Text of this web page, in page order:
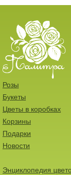
Розы
Букеты
Цветы в коробках
Корзины
Подарки
Новости
Энциклопедия